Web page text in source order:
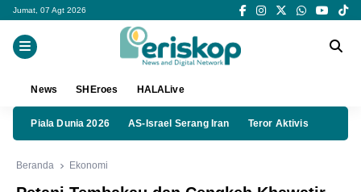
Jumat, 07 Agt 2026
News SHEroes HALALive
Piala Dunia 2026 AS-Israel Serang Iran Teror Aktivis
Beranda Ekonomi